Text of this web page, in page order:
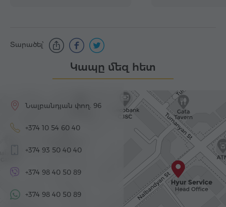
Տարածել՝
Կապը մեզ հետ
Նալբանդյան փող. 96
+374 10 54 60 40
+374 93 50 40 40
+374 98 40 50 89
+374 98 40 50 89